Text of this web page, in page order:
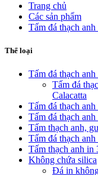
Trang chủ
Các sản phẩm
Tấm đá thạch anh
Thể loại
Tấm đá thạch anh
Tấm đá
Calacatta
Tấm đá thạch anh
Tấm đá thạch
Tấm thạch anh,
Tấm đá thạch anh
Tấm thạch anh in
Không chứa silica
Đá in